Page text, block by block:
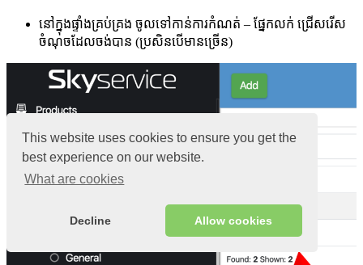
This website uses cookies to ensure you get the
best experience on our website.
What are cookies
Decline Allow cookies
នៅក្នុងផ្ទាំងគ្រប់គ្រង ចូលទៅកាន់ការកំណត់ – ផ្នែកលក់ ជ្រើសរើស
ចំណុចដែលចង់បាន (ប្រសិនបើមានច្រើន)